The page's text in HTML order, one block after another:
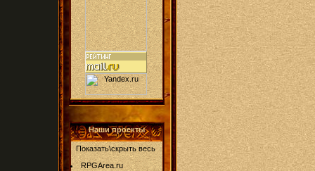
Наши проекты
Показать\скрыть весь
RPGArea.ru